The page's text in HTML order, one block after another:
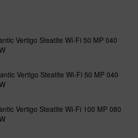
Vertigo Steatite Wi-Fi 50 MP 040
Vertigo Steatite Wi-Fi 50 MP 040
Vertigo Steatite Wi-Fi 100 MP 080